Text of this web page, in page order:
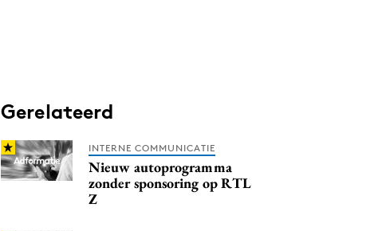
Gerelateerd
INTERNE COMMUNICATIE
Nieuw autoprogramma
zonder sponsoring op RTL
Z